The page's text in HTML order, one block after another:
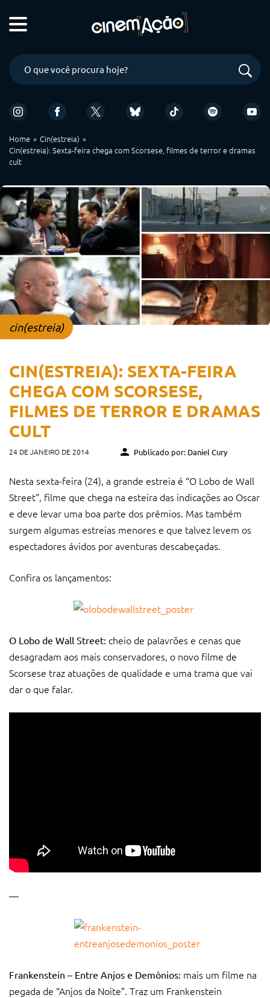
Home
Cin(estreia)
Cin(estreia): Sexta-feira chega com Scorsese, filmes de terror e dramas
cult
cin(estreia)
CIN(ESTREIA): SEXTA-FEIRA
CHEGA COM SCORSESE,
FILMES DE TERROR E DRAMAS
CULT
24 DE JANEIRO DE 2014 Publicado por: Daniel Cury
Nesta sexta-feira (24), a grande estreia é “O Lobo de Wall
Street”, filme que chega na esteira das indicações ao Oscar
e deve levar uma boa parte dos prêmios. Mas também
surgem algumas estreias menores e que talvez levem os
espectadores ávidos por aventuras descabeçadas.
Confira os lançamentos:
O Lobo de Wall Street: cheio de palavrões e cenas que
desagradam aos mais conservadores, o novo filme de
Scorsese traz atuações de qualidade e uma trama que vai
dar o que falar.
—
Frankenstein – Entre Anjos e Demônios: mais um filme na
pegada de “Anjos da Noite”. Traz um Frankenstein